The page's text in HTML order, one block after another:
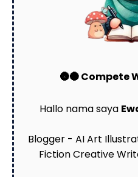
🌚🌑 Compete
Hallo nama saya
Blogger - AI Art
Fiction Creative